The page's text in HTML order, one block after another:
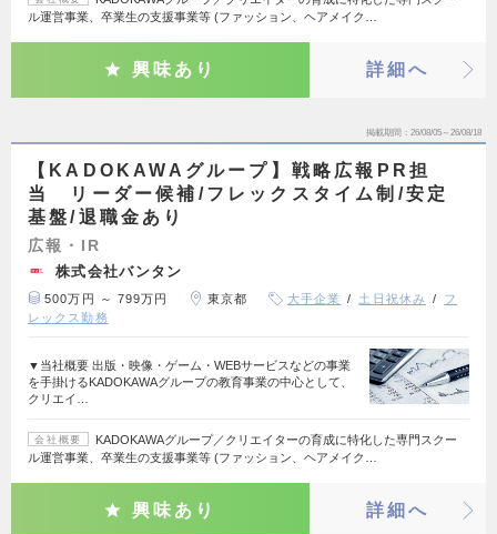
ル運営事業、卒業生の支援事業等 (ファッション、ヘアメイク…
興味あり 詳細へ
掲載期間 26/08/05～26/08/18
【KADOKAWAグループ】戦略広報PR担
当 リーダー候補/フレックスタイム制/安定
基盤/退職金あり
広報・IR
株式会社バンタン
500万円 ～ 799万円 東京都 大手企業 土日祝休み
フ
レックス勤務
▼当社概要 出版・映像・ゲーム・WEBサービスなどの事業
を手掛けるKADOKAWAグループの教育事業の中心として、
クリエイ…
会社概要
KADOKAWAグループ／クリエイターの育成に特化した専門スクー
ル運営事業、卒業生の支援事業等 (ファッション、ヘアメイク…
興味あり 詳細へ